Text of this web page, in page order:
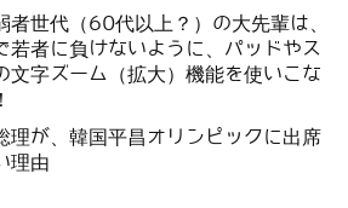
者世代（60代以上？）の大先輩は、
若者に負けないように、パッドやス
文字ズーム（拡大）機能を使いこな
理が、韓国平昌オリンピックに出席
理由